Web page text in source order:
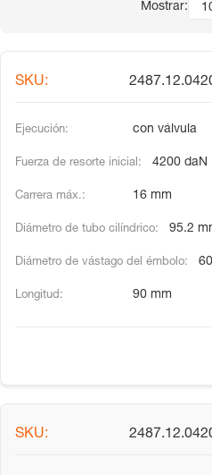
Mostrar:
con válvula
4200 daN
16 mm
95.2
90 mm